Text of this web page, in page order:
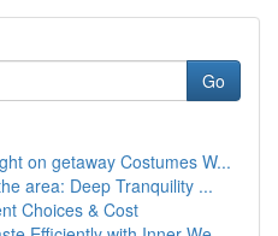
Go
on getaway Costumes W...
area: Deep Tranquility ...
Choices & Cost